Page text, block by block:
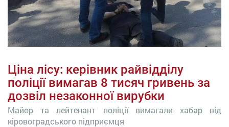
Ціна лісу: керівник райвідділу
поліції вимагав 8 тисяч гривень за
дозвіл незаконної вирубки
Майор та лейтенант поліції вимагали хабар від
кіровоградського підприємця